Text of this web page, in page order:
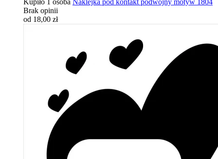
Kupiło 1 osoba Naklejka pod kontakt podwójny motyw 1804
Brak opinii
od 18,00 zł